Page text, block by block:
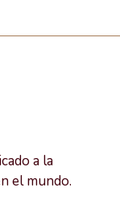
a la
el mundo.